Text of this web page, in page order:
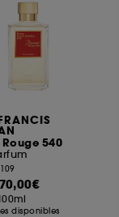
540
109
disponibles